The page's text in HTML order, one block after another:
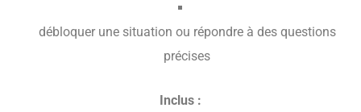
débloquer une situation ou répondre à des questions
précises
Inclus :